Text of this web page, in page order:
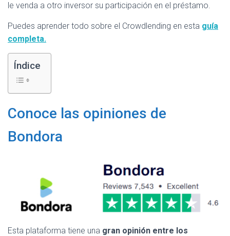
le venda a otro inversor su participación en el préstamo.
Puedes aprender todo sobre el Crowdlending en esta guía
completa.
Índice
Conoce las opiniones de
Bondora
Esta plataforma tiene una gran opinión entre los